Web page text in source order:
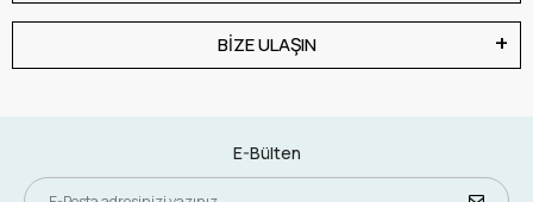
BİZE ULAŞIN
E-Bülten